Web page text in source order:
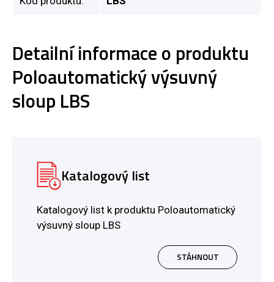
Detailní informace o produktu
Poloautomatický výsuvný
sloup LBS
Katalogový list
Katalogový list k produktu Poloautomatický
výsuvný sloup LBS
STÁHNOUT